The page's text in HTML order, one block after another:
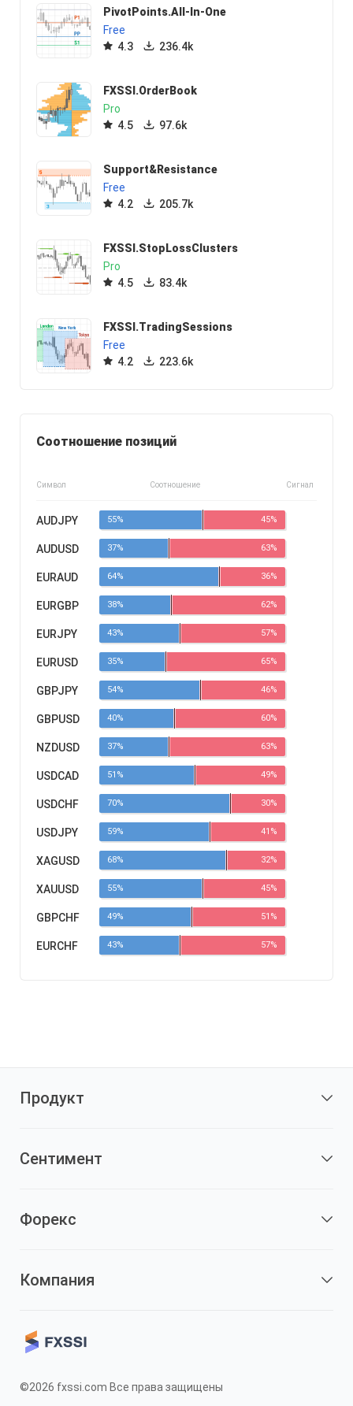
PivotPoints.All-In-One
Free
4.3
236.4k
FXSSI.OrderBook
Pro
4.5
97.6k
Support&Resistance
Free
4.2
205.7k
FXSSI.StopLossClusters
Pro
4.5
83.4k
FXSSI.TradingSessions
Free
4.2
223.6k
Соотношение позиций
Символ Соотношение Сигнал
AUDJPY 55% 45%
AUDUSD 37% 63%
EURAUD 64% 36%
EURGBP 38% 62%
EURJPY 43% 57%
EURUSD 35% 65%
GBPJPY 54% 46%
GBPUSD 40% 60%
NZDUSD 37% 63%
USDCAD 51% 49%
USDCHF 70% 30%
USDJPY 59% 41%
XAGUSD 68% 32%
XAUUSD 55% 45%
GBPCHF 49% 51%
EURCHF 43% 57%
Продукт
Сентимент
Форекс
Компания
©2026 fxssi.com Все права защищены